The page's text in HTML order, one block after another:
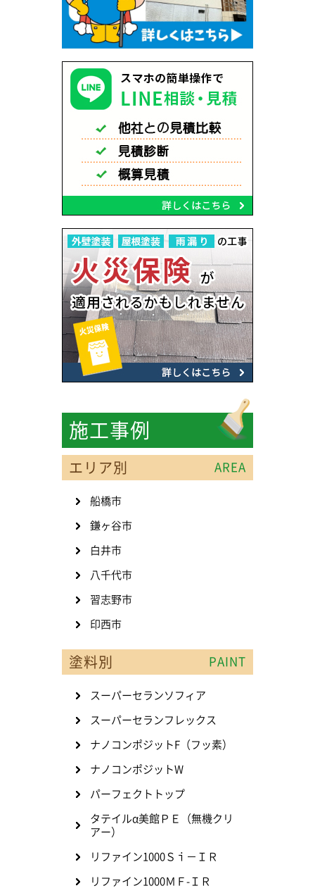
施工事例
エリア別 AREA
船橋市
鎌ヶ谷市
白井市
八千代市
習志野市
印西市
塗料別 PAINT
スーパーセランソフィア
スーパーセランフレックス
ナノコンポジットF（フッ素）
ナノコンポジットW
パーフェクトトップ
タテイルα美館ＰＥ（無機クリ
アー）
リファイン1000Ｓｉ－ＩＲ
リファイン1000ＭＦ-ＩＲ